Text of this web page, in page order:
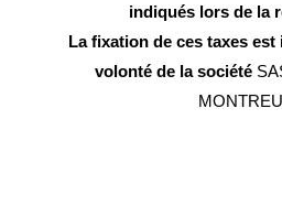
indiqués lors de la
La fixation de ces taxes est
volonté de la société